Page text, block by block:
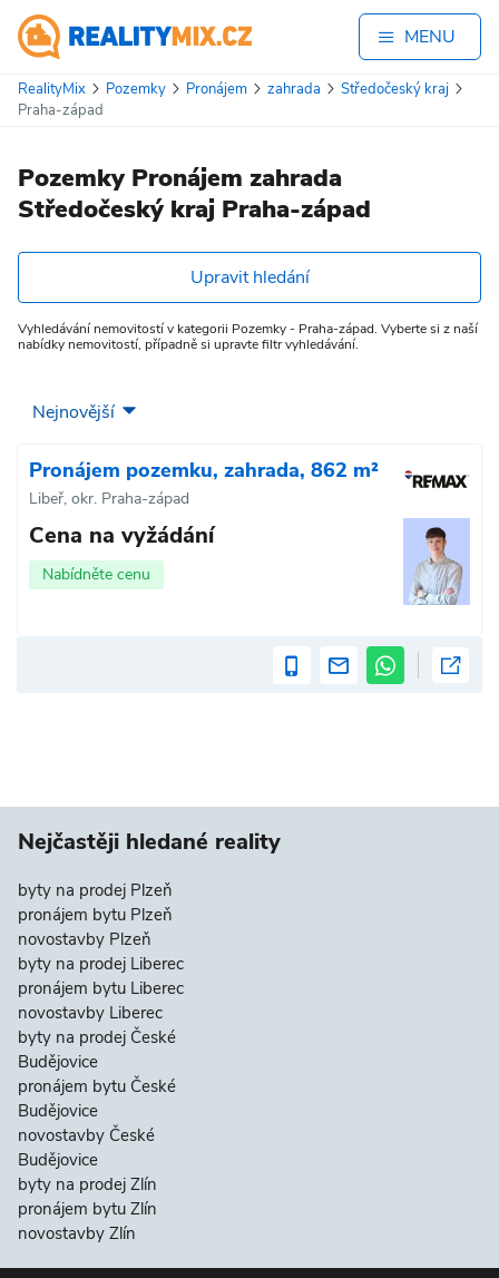
MENU
RealityMix Pozemky Pronájem zahrada
Středočeský kraj
Praha-západ
Pozemky Pronájem zahrada
Středočeský kraj Praha-západ
Upravit hledání
Vyhledávání nemovitostí v kategorii Pozemky - Praha-západ. Vyberte si z naší
nabídky nemovitostí, případně si upravte filtr vyhledávání.
Pronájem pozemku, zahrada, 862 m²
Libeř, okr. Praha-západ
Cena na vyžádání
Nabídněte cenu
Nejčastěji hledané reality
byty na prodej Plzeň
pronájem bytu Plzeň
novostavby Plzeň
byty na prodej Liberec
pronájem bytu Liberec
novostavby Liberec
byty na prodej České
Budějovice
pronájem bytu České
Budějovice
novostavby České
Budějovice
byty na prodej Zlín
pronájem bytu Zlín
novostavby Zlín